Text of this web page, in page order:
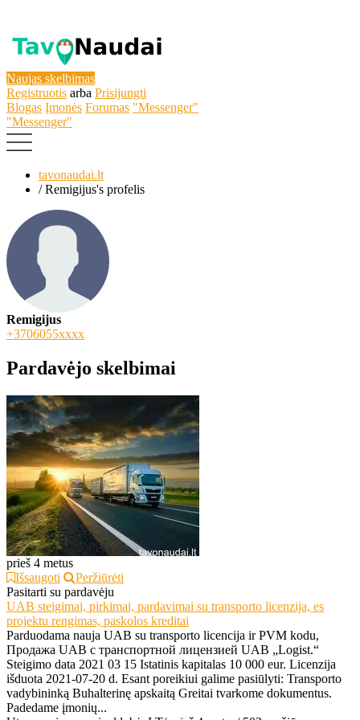
Naujas skelbimas
Registruotis arba Prisijungti
Blogas Įmonės Forumas "Messenger"
"Messenger"
tavonaudai.lt
/Remigijus's profelis
Remigijus
+3706055xxxx
Pardavėjo skelbimai
prieš 4 metus
Išsaugoti
Peržiūrėti
Pasitarti su pardavėju
UAB steigimai, pirkimai, pardavimai su transporto licenzija, es
projektu rengimas, paskolos kreditai
Parduodama nauja UAB su transporto licencija ir PVM kodu,
Продажа UAB с транспортной лицензией UAB „Logist.“
Steigimo data 2021 03 15 Istatinis kapitalas 10 000 eur. Licenzija
išduota 2021-07-20 d. Esant poreikiui galime pasiūlyti: Transporto
vadybininką Buhalterinę apskaitą Greitai tvarkome dokumentus.
Padedame įmonių...